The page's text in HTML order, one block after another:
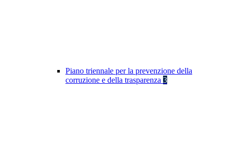
Piano triennale per la prevenzione della
corruzione e della trasparenza 3